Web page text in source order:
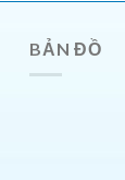
BẢN ĐỒ